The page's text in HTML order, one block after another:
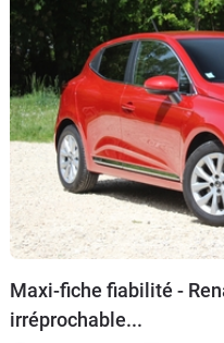
Maxi-fiche fiabilité -
irréprochable...